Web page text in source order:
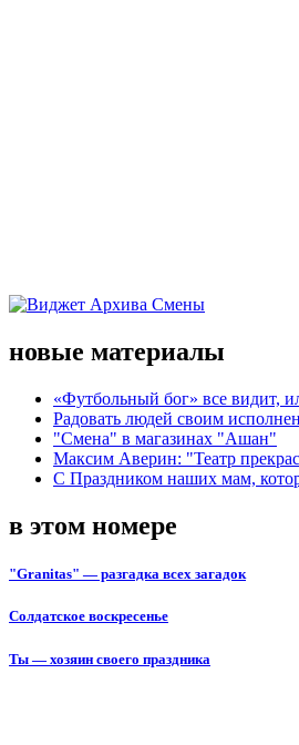
новые материалы
«Футбольный бог» все видит,
Радовать людей своим
"Смена" в магазинах "Ашан"
Максим Аверин: "Театр
С Праздником наших мам,
в этом номере
"Granitas" — разгадка всех загадок
Солдатское воскресенье
Ты — хозяин своего праздника